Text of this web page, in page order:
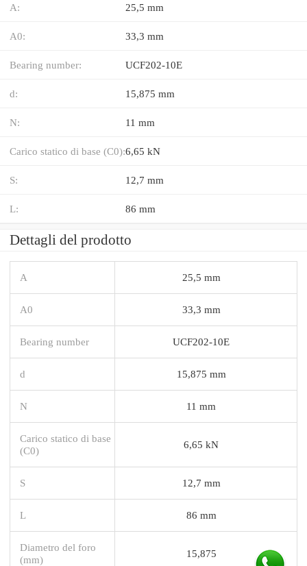
A: 25,5 mm
A0: 33,3 mm
Bearing number: UCF202-10E
d: 15,875 mm
N: 11 mm
Carico statico di base (C0):6,65 kN
S: 12,7 mm
L: 86 mm
Dettagli del prodotto
A 25,5 mm
A0 33,3 mm
Bearing number UCF202-10E
d 15,875 mm
N 11 mm
Carico statico di base
(C0)
6,65 kN
S 12,7 mm
L 86 mm
Diametro del foro
(mm)
15,875